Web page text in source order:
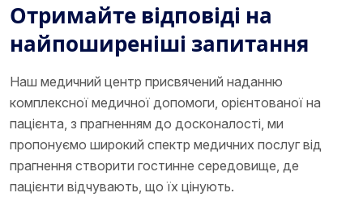
Отримайте відповіді на
найпоширеніші запитання
Наш медичний центр присвячений наданню
комплексної медичної допомоги, орієнтованої на
пацієнта, з прагненням до досконалості, ми
пропонуємо широкий спектр медичних послуг від
прагнення створити гостинне середовище, де
пацієнти відчувають, що їх цінують.